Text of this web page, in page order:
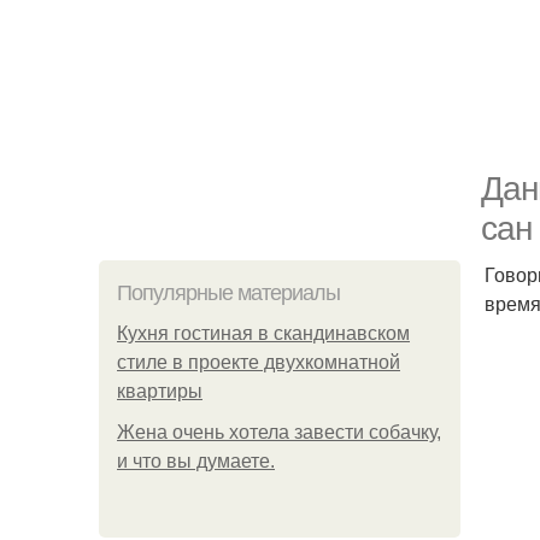
сан
Популярные материалы
Кухня гостиная в скандинавском
стиле в проекте двухкомнатной
квартиры
Жена очень хотела завести собачку,
и что вы думаете.